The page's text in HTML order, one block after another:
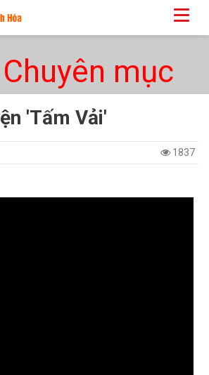
mục
'Tấm Vải'
1837